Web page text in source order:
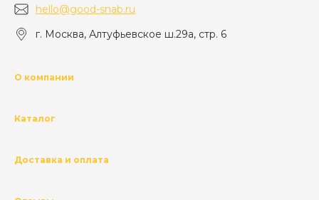
hello@good-snab.ru
г. Москва, Алтуфьевское ш.29а, стр. 6
О компании
Каталог
Доставка и оплата